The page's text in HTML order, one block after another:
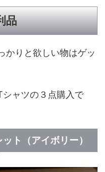
品
かりと欲しい物はゲッ
ャツの３点購入で
ト（アイボリー）